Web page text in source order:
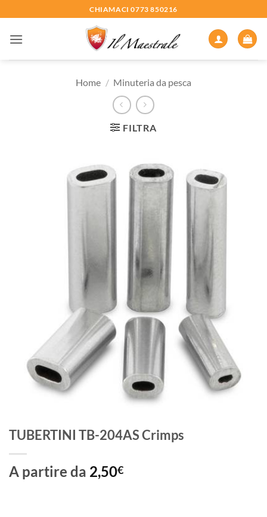
ai
contenuti
CHIAMACI 0773 850216
Home / Minuteria da pesca
FILTRA
TUBERTINI TB-204AS Crimps
A partire da 2,50€